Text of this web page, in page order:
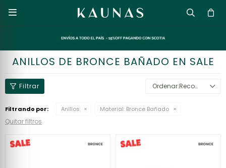

ANILLOS DE BRONCE BAÑADO EN SALE
Recomendados
Filtrando por: Anillos Material: Bronce Bañado
Quitar filtros